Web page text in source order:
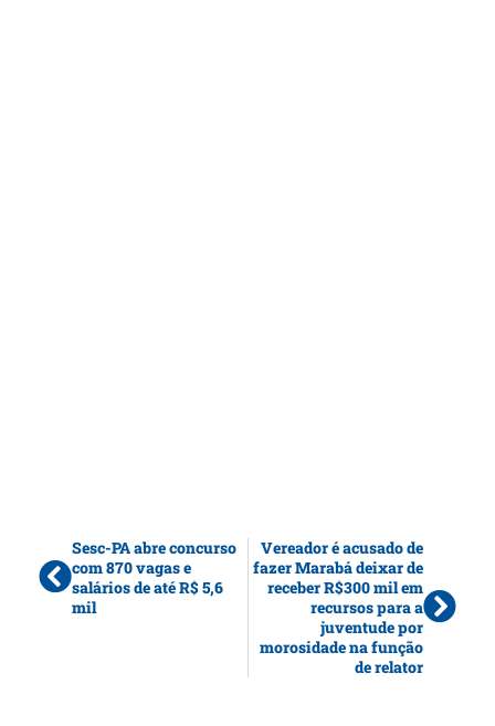
Sesc-PA abre concurso
com 870 vagas e
salários de até R$ 5,6
mil
Vereador é acusado de
fazer Marabá deixar de
receber R$300 mil em
recursos para a
juventude por
morosidade na função
de relator